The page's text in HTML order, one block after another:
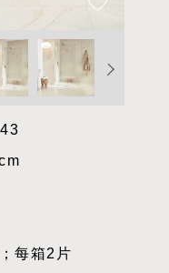
每箱2片